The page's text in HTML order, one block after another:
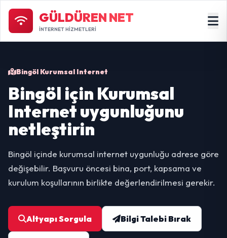
GÜLDÜREN NET
İNTERNET HİZMETLERİ
Bingöl Kurumsal Internet
Bingöl için Kurumsal
Internet uygunluğunu
netleştirin
Bingöl içinde kurumsal internet uygunluğu adrese göre
değişebilir. Başvuru öncesi bina, port, kapsama ve
kurulum koşullarının birlikte değerlendirilmesi gerekir.
Altyapı Sorgula Bilgi Talebi Bırak